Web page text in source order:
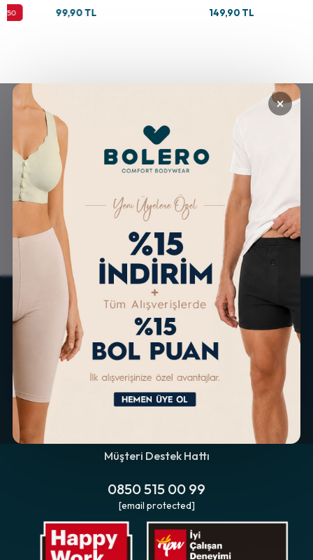
99,90 TL
ÜCRETSİZ KARGO GÜVENLİ ALIŞVERİŞ
KOLAY İADE & DEĞİŞİM
ALTERNATİF ÖDEME
İMKANLARI
Müşteri Destek Hattı
0850 515 00 99
[email protected]
×